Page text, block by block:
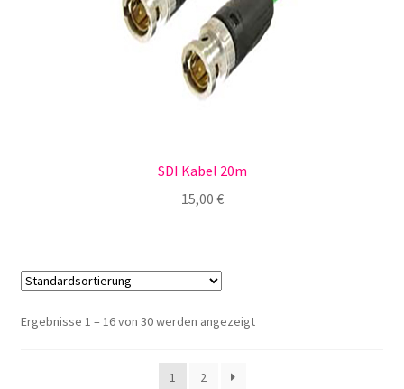
SDI Kabel 20m
15,00 €
Ergebnisse 1 – 16 von 30 werden angezeigt
1 2